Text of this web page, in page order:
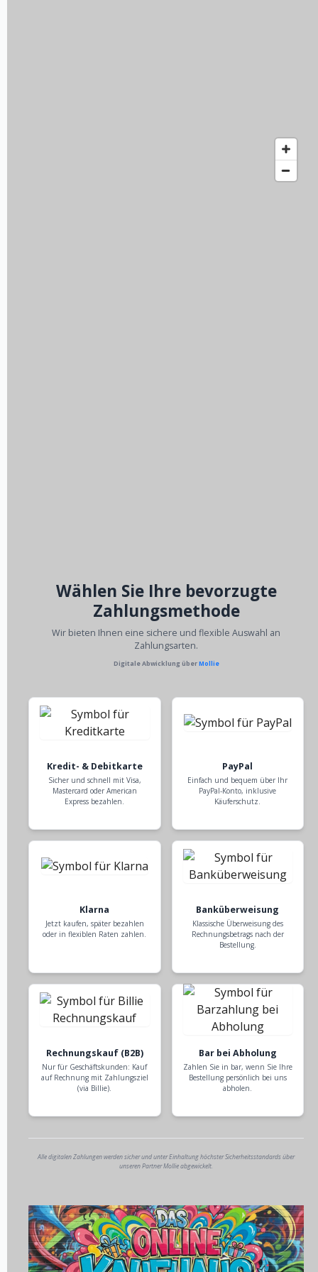
Wählen Sie Ihre bevorzugte
Zahlungsmethode
Wir bieten Ihnen eine sichere und flexible Auswahl an
Zahlungsarten.
Digitale Abwicklung überMollie
Kredit- & Debitkarte
Sicher und schnell mit Visa,
Mastercard oder American
Express bezahlen.
PayPal
Einfach und bequem über Ihr
PayPal-Konto, inklusive
Käuferschutz.
Klarna
Jetzt kaufen, später bezahlen
oder in flexiblen Raten zahlen.
Banküberweisung
Klassische Überweisung des
Rechnungsbetrags nach der
Bestellung.
Rechnungskauf (B2B)
Nur für Geschäftskunden: Kauf
auf Rechnung mit Zahlungsziel
(via Billie).
Bar bei Abholung
Zahlen Sie in bar, wenn Sie Ihre
Bestellung persönlich bei uns
abholen.
Alle digitalen Zahlungen werden sicher und unter Einhaltung höchster Sicherheitsstandards über
unseren Partner Mollie abgewickelt.